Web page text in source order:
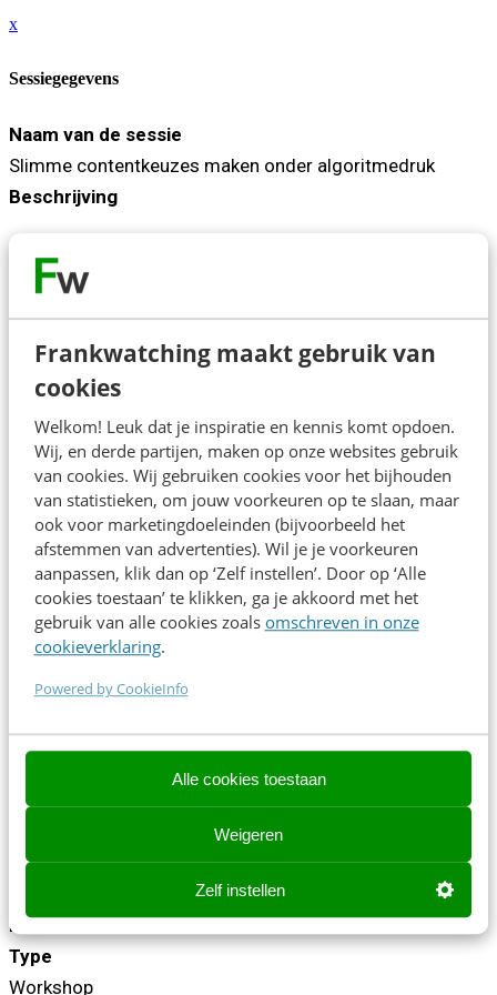
Frankwatching maakt gebruik van
cookies
Welkom! Leuk dat je inspiratie en kennis komt opdoen.
Wij, en derde partijen, maken op onze websites gebruik
van cookies. Wij gebruiken cookies voor het bijhouden
van statistieken, om jouw voorkeuren op te slaan, maar
ook voor marketingdoeleinden (bijvoorbeeld het
afstemmen van advertenties). Wil je je voorkeuren
aanpassen, klik dan op ‘Zelf instellen’. Door op ‘Alle
cookies toestaan’ te klikken, ga je akkoord met het
gebruik van alle cookies zoals omschreven in onze
cookieverklaring.
Powered by CookieInfo
Alle cookies toestaan
Weigeren
Zelf instellen
x
Sessiegegevens
Naam van de sessie
Slimme contentkeuzes maken onder algoritmedruk
Beschrijving
zit in de keuzes. Alles kan, alles lijkt urgent en het
twijfel, steeds opnieuw aanpassen en content die vooral
wordt gemaakt omdat het ‘moet’. In deze workshop werk
je aan één concrete vaardigheid: beslissen vóórdat je
produceert. Je krijgt direct toepasbare besliskaders
waarmee je per contentidee, samen met AI, bepaalt wat
de slimste strategie is.
Resultaat na afloop:
Minder twijfel en minder verspilde productietijd.
Heldere 'go/no-go'-momenten in je contentproces.
zelfstandig kan gebruiken.
Betere content door minder content.
#AI #contentkeuzes
14:45 - 15:35
Beam
Type
Workshop